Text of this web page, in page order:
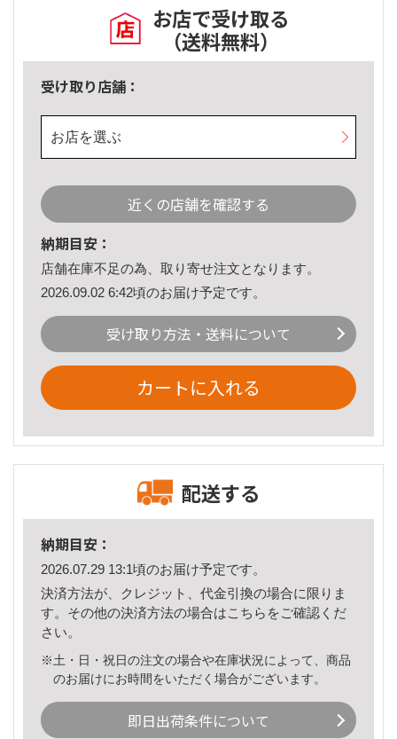
お店で受け取る
（送料無料）
受け取り店舗：
お店を選ぶ
近くの店舗を確認する
納期目安：
店舗在庫不足の為、取り寄せ注文となります。
2026.09.02 6:42頃のお届け予定です。
受け取り方法・送料について
カートに入れる
配送する
納期目安：
2026.07.29 13:1頃のお届け予定です。
決済方法が、クレジット、代金引換の場合に限りま
す。その他の決済方法の場合はこちら をご確認くだ
さい。
※土・日・祝日の注文の場合や在庫状況によって、商品
のお届けにお時間をいただく場合がございます。
即日出荷条件について